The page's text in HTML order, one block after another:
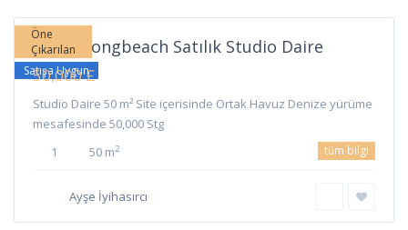
Öne
Çıkarılan
Satışa Uygun
İskele Longbeach Satılık Studio Daire
50,000 £
Studio Daire 50 m² Site içerisinde Ortak Havuz Denize yürüme
mesafesinde 50,000 Stg
1
50 m2 tüm bilgi
Ayşe İyihasırcı